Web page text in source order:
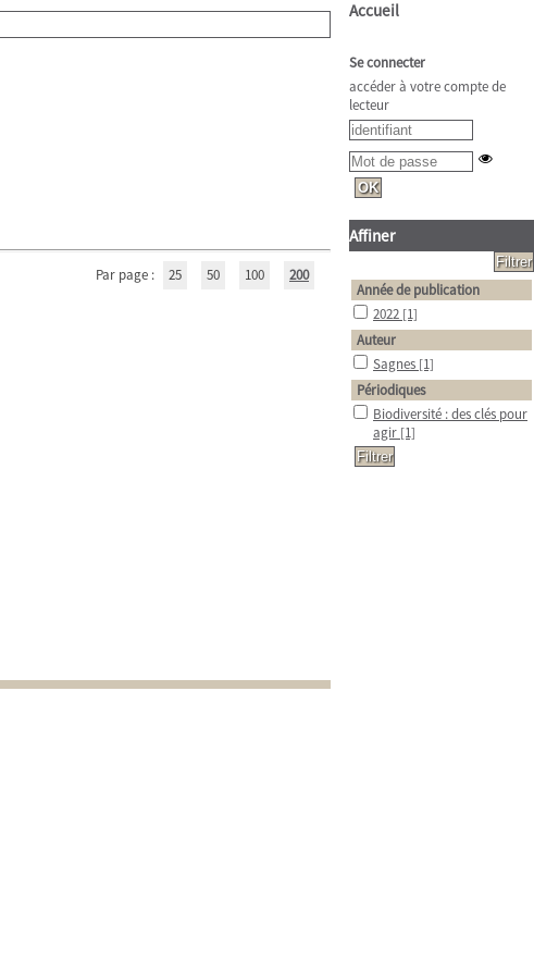
Par page : 25 50 100 200
Accueil
Se connecter
accéder à votre compte de
lecteur
Affiner
Année de publication
2022 [1]
Auteur
Sagnes [1]
Périodiques
Biodiversité : des clés pour
agir [1]